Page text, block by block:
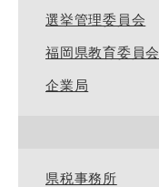
選挙管理委員会
福岡県教育委員会
企業局
県税事務所